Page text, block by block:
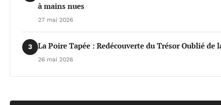
à mains nues
27 mai 2026
3 La Poire Tapée : Redécouverte du Trésor Oublié de
26 mai 2026